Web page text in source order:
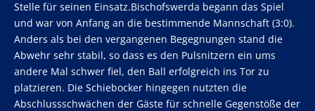
Stelle für seinen Einsatz.Bischofswerda begann das Spiel
und war von Anfang an die bestimmende Mannschaft (3:0).
Anders als bei den vergangenen Begegnungen stand die
Abwehr sehr stabil, so dass es den Pulsnitzern ein ums
andere Mal schwer fiel, den Ball erfolgreich ins Tor zu
platzieren. Die Schiebocker hingegen nutzten die
Abschlussschwächen der Gäste für schnelle Gegenstöße der